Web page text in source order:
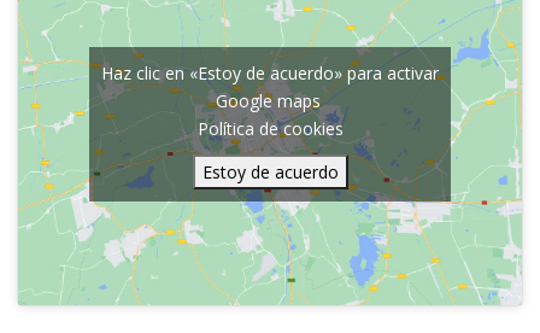
Haz clic en «Estoy de acuerdo» para activar
Google maps
Política de cookies
Estoy de acuerdo